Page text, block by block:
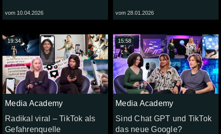
vom 10.04.2026 vom 28.01.2026
Media Academy
Radikal viral – TikTok als
Gefahrenquelle
19:34
Media Academy
Sind Chat GPT und TikTok
das neue Google?
15:58